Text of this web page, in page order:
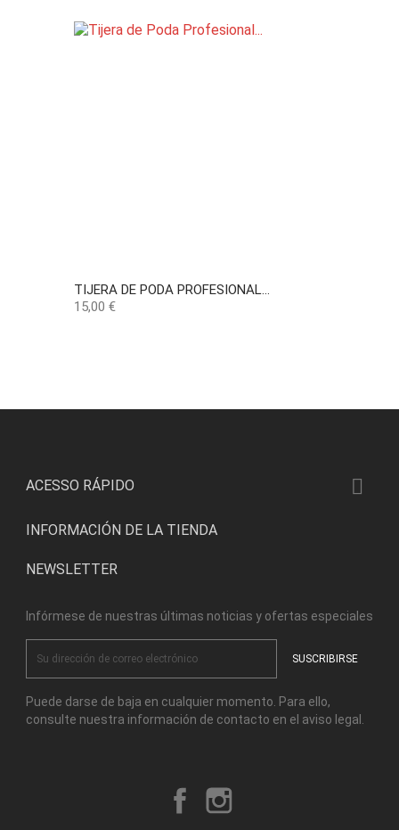
TIJERA DE PODA PROFESIONAL...
Precio
15,00 €
ACESSO RÁPIDO 
INFORMACIÓN DE LA TIENDA
NEWSLETTER
Infórmese de nuestras últimas noticias y ofertas especiales
Puede darse de baja en cualquier momento. Para ello,
consulte nuestra información de contacto en el aviso legal.
Facebook